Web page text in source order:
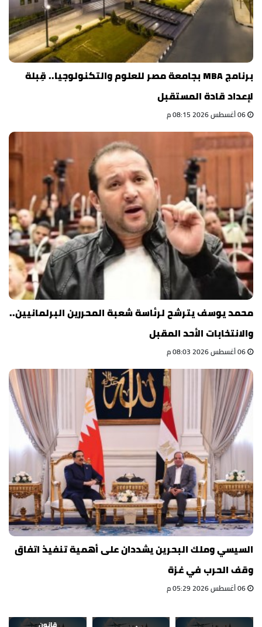
برنامج MBA بجامعة مصر للعلوم والتكنولوجيا.. قِبلة
لإعداد قادة المستقبل
محمد يوسف يترشح لرئاسة شعبة المحررين البرلمانيين..
والانتخابات الأحد المقبل
السيسي وملك البحرين يشددان على أهمية تنفيذ اتفاق
وقف الحرب في غزة
قانون